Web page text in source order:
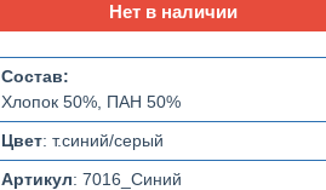
Нет в наличии
Состав:
Хлопок 50%, ПАН 50%
Цвет: т.синий/серый
Артикул: 7016_Синий